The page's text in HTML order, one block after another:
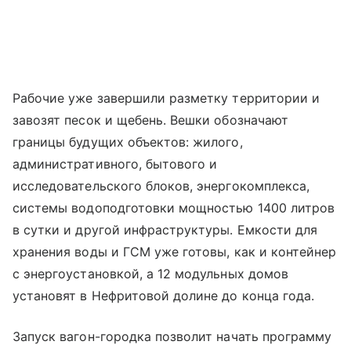
Рабочие уже завершили разметку территории и
завозят песок и щебень. Вешки обозначают
границы будущих объектов: жилого,
административного, бытового и
исследовательского блоков, энергокомплекса,
системы водоподготовки мощностью 1400 литров
в сутки и другой инфраструктуры. Емкости для
хранения воды и ГСМ уже готовы, как и контейнер
с энергоустановкой, а 12 модульных домов
установят в Нефритовой долине до конца года.
Запуск вагон-городка позволит начать программу